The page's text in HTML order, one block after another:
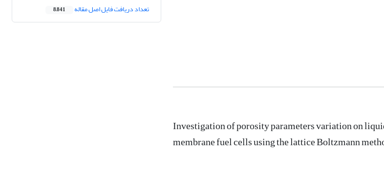
Investigation of porosity parameters variation on
membrane fuel cells using the lattice Boltzmann
تعداد دریافت فایل اصل مقاله 8,841